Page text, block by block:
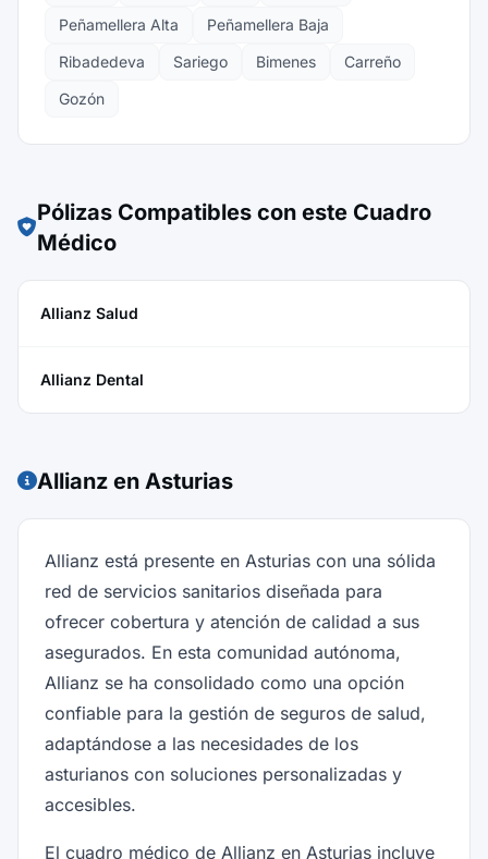
Peñamellera Alta
Peñamellera Baja
Ribadedeva
Sariego Bimenes
Carreño
Gozón
Pólizas Compatibles con este Cuadro
Médico
Allianz Salud
Allianz Dental
Allianz en Asturias
Allianz está presente en Asturias con una sólida
red de servicios sanitarios diseñada para
ofrecer cobertura y atención de calidad a sus
asegurados. En esta comunidad autónoma,
Allianz se ha consolidado como una opción
confiable para la gestión de seguros de salud,
adaptándose a las necesidades de los
asturianos con soluciones personalizadas y
accesibles.
El cuadro médico de Allianz en Asturias incluye